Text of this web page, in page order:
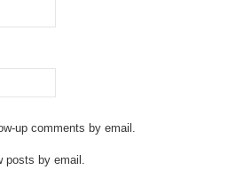
up comments by email.
posts by email.